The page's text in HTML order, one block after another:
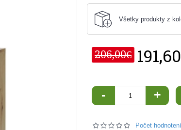
Všetky produkty z
206,00€
- +
Počet